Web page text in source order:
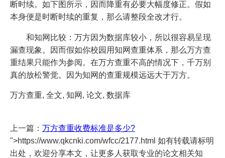
断时续。如下图所示，因而降重有必要大幅度修正。假如
本身便是时断时续的重复，那么请整段全改才行。
和知网比较：万方因为数据库较小，所以很容易呈现
漏查现象。因而假如你校园用知网查重体系，那么万方查
重结果只能作为参阅。在万方查重不高的情况下，千万别
真的放松警觉。因为知网的查重规模远远大于万方。
万方查重, 全文, 知网, 论文, 数据库
上一篇： 万方查重收费标准是多少?
">https://www.qkcnki.com/wfcc/2177.html 如有转载请标明
出处，欢迎分享本文，让更多人获取专业的论文相关知